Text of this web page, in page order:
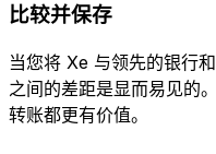
比较并保存
当您将 Xe 与领先的银行
之间的差距是显而易见的
转账都更有价值。